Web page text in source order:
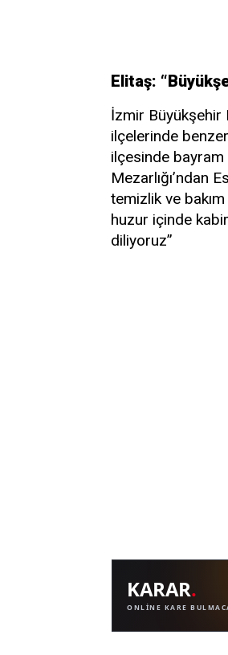
Elitaş:
İzmir Büyükşehir
ilçelerinde benzer
ilçesinde bayram
Mezarlığı’ndan
temizlik ve
huzur içinde
diliyoruz”